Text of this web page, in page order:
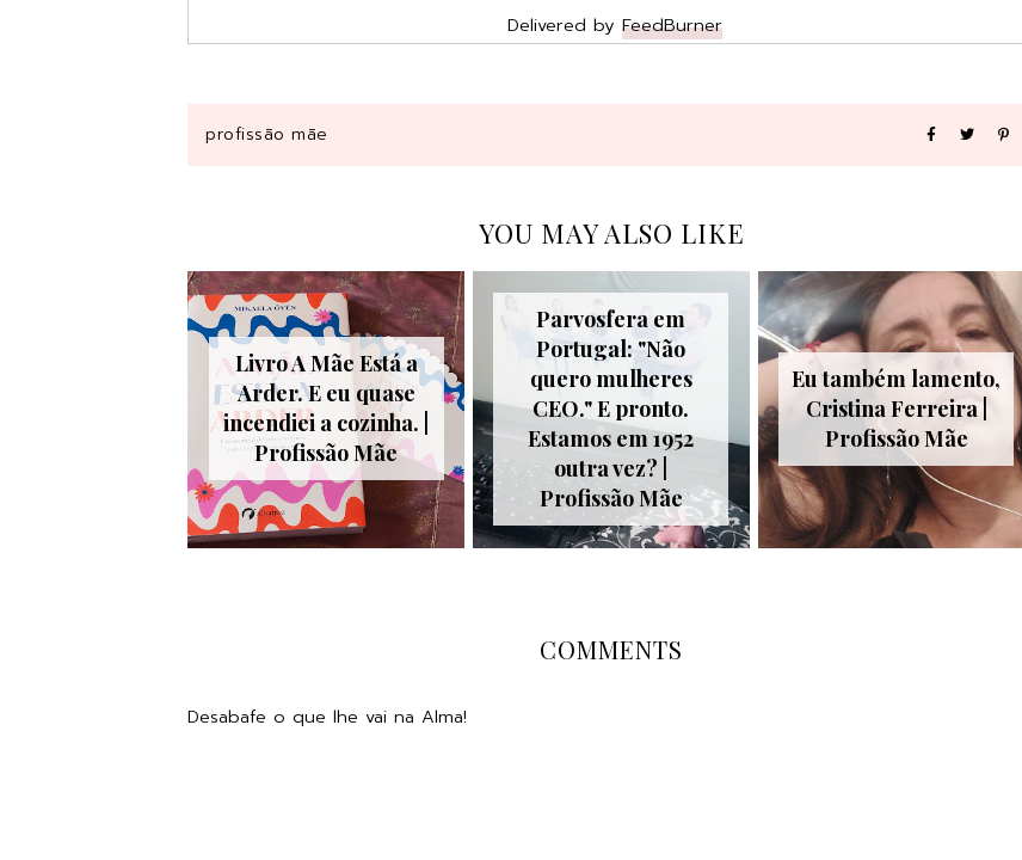
Delivered by FeedBurner
profissão mãe
YOU MAY ALSO LIKE
Livro A Mãe Está a
Arder. E eu quase
incendiei a cozinha. |
Profissão Mãe
Parvosfera em
Portugal: "Não
quero mulheres
CEO." E pronto.
Estamos em 1952
outra vez? |
Profissão Mãe
Eu também lamento,
Cristina Ferreira |
Profissão Mãe
COMMENTS
Desabafe o que lhe vai na Alma!